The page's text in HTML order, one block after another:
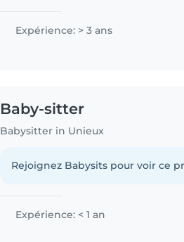
Expérience: > 3 ans
Baby-sitter
Babysitter in Unieux
Rejoignez Babysits pour voir ce
Expérience: < 1 an